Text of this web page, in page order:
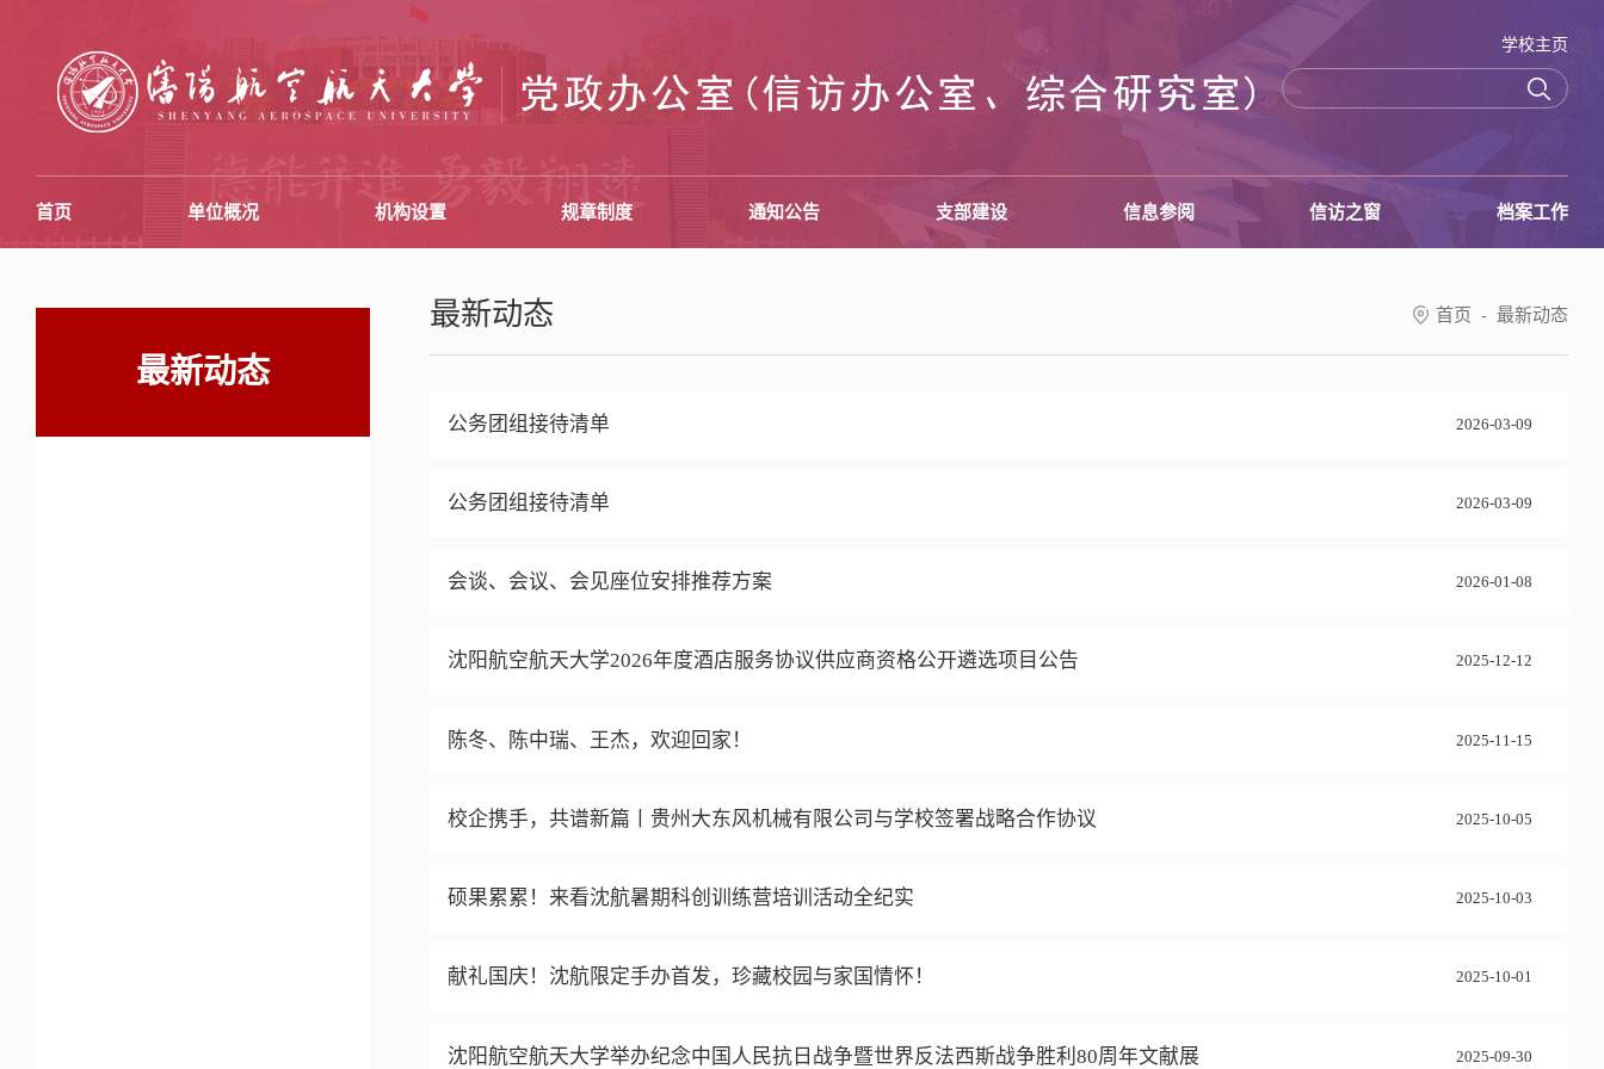
学校主页
首页 单位概况 机构设置 规章制度 通知公告 支部建设 信息参阅 信访之窗 档案工作
最新动态
最新动态 首页 - 最新动态
公务团组接待清单 2026-03-09
公务团组接待清单 2026-03-09
会谈、会议、会见座位安排推荐方案 2026-01-08
沈阳航空航天大学2026年度酒店服务协议供应商资格公开遴选项目公告 2025-12-12
陈冬、陈中瑞、王杰，欢迎回家！ 2025-11-15
校企携手，共谱新篇丨贵州大东风机械有限公司与学校签署战略合作协议 2025-10-05
硕果累累！来看沈航暑期科创训练营培训活动全纪实 2025-10-03
献礼国庆！沈航限定手办首发，珍藏校园与家国情怀！ 2025-10-01
沈阳航空航天大学举办纪念中国人民抗日战争暨世界反法西斯战争胜利80周年文献展 2025-09-30